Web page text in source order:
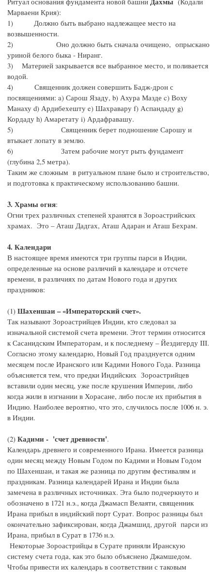
Марваени Крия):
1) Должно быть выбрано надлежащее место на
возвышенности.
2) Оно должно быть сначала очищено, опрыскано
уриной белого быка - Ниранг.
3) Материей закрывается все выбранное место, и поливается
водой.
4) Священник должен совершить Бадж-дрон с
посвящениями: a) Сарош Язаду, b) Ахура Мазде c) Воху
Манаху d) Ардибехешту e) Шахравару f) Аспандаду g)
Кордаду h) Амаретату i) Ардафравашу.
5) Священник берет подношение Сарошу и
втыкает лопату в землю.
6) Затем рабочие могут рыть фундамент
(глубина 2,5 метра).
Таким же сложным в ритуальном плане было и строительство,
и подготовка к практическому использованию башни.
3. Храмы огня:
Огни трех различных степеней хранятся в Зороастрийских
храмах. Это – Аташ Дадгах, Аташ Адаран и Аташ Бехрам.
4. Календари
В настоящее время имеются три группы парси в Индии,
определенные на основе различий в календаре и отсчете
времени, в различиях по датам Нового года и других
праздников:
(1) Шахеншаи – «Императорский счет».
Так называют Зороастрийцев Индии, кто следовал за
изначальной системой счета времени. Этот термин относится
к Сасанидским Императорам, и к последнему – Йездигерду III.
Согласно этому календарю, Новый Год празднуется одним
месяцем после Иранского или Кадими Нового Года. Разница
объясняется тем, что предки Индийских Зороастрийцев
вставили один месяц, уже после крушения Империи, либо
когда жили в изгнании в Хорасане, либо после их прибытия в
Индию. Наиболее вероятно, что это, случилось после 1006 н. э.
в Индии.
(2) Кадими - 'счет древности'.
Календарь древнего и современного Ирана. Имеется разница
один месяц между Новым Годом по Кадими и Новым Годом
по Шахеншаи, и такая же разница по другим фестивалям и
праздникам. Разница календарей Ирана и Индии была
замечена в различных источниках. Эта было подчеркнуто и
обозначено в 1721 н.э., когда Джамасп Велаяти, священник
Ирана прибыл в индийский порт Сурат. Вопрос разницы был
окончательно зафиксирован, когда Джамшид, другой парси из
Ирана, прибыл в Сурат в 1736 н.э.
Некоторые Зороастрийцы в Сурате приняли Иранскую
систему счета года, как это было объяснено Джамшедом.
Чтобы привести их календарь в соответствии с таковым